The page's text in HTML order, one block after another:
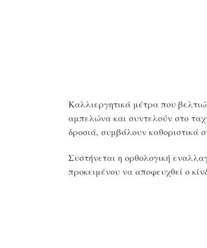
Καλλιεργητικά μέτρα που
αμπελώνα και συντελούν στο
δροσιά, συμβάλουν καθοριστικά
Συστήνεται η ορθολογική
προκειμένου να αποφευχθεί ο